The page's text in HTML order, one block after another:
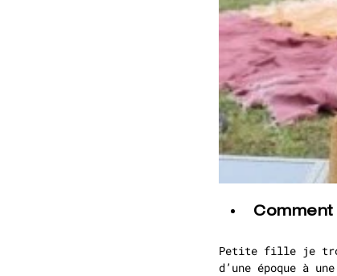
Petite fille je
d’une époque à